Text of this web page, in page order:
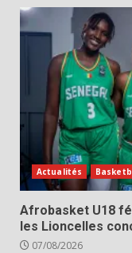
Actualités
Afrobasket U18
les Lioncelles
07/08/2026